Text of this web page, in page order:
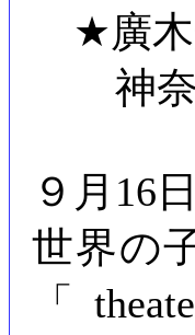
★廣木
神奈
９月16
世界の
「